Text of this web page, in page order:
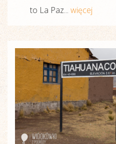
to La Paz... więcej